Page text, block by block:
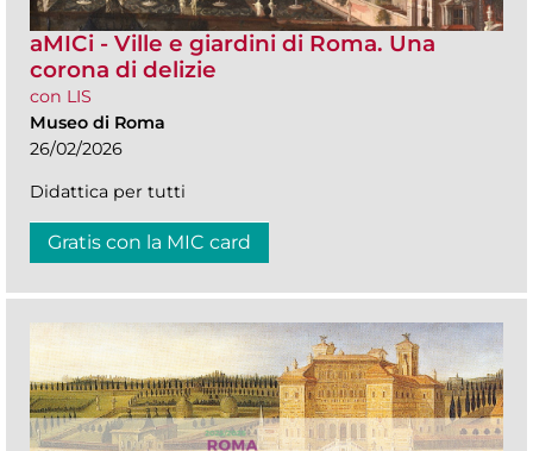
aMICi - Ville e giardini di Roma. Una
corona di delizie
con LIS
Museo di Roma
26/02/2026
Didattica per tutti
Gratis con la MIC card